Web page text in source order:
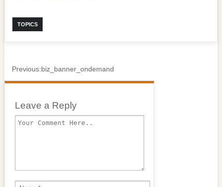
TOPICS
Previous:biz_banner_ondemand
Leave a Reply